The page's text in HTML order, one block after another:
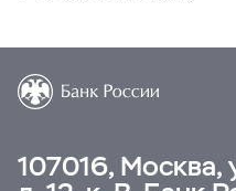
107016, Москва,